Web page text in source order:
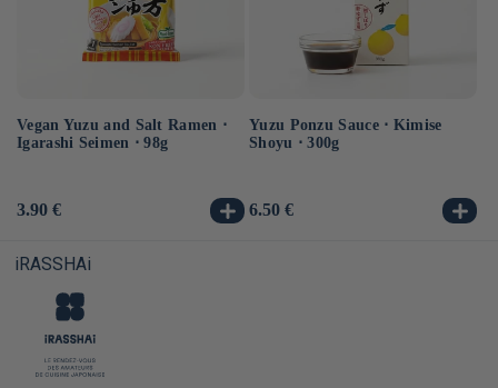
Vegan Yuzu and Salt Ramen ⋅
Igarashi Seimen ⋅ 98g
Usual
3.90 €
Yuzu Ponzu Sauce ⋅ Kimise
Shoyu ⋅ 300g
Usual
6.50 €
iRASSHAi